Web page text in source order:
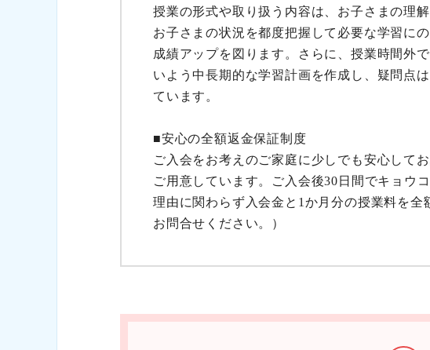
授業の形式や取り扱う内容は、お子さまの理
お子さまの状況を都度把握して必要な学習に
成績アップを図ります。さらに、授業時間外
いよう中長期的な学習計画を作成し、疑問点
ています。
■安心の全額返金保証制度
ご入会をお考えのご家庭に少しでも安心して
ご用意しています。ご入会後30日間でキョウ
理由に関わらず入会金と1か月分の授業料を
お問合せください。）